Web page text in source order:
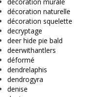
décoration naturelle
décoration squelette
decryptage
deer hide pie bald
deerwithantlers
déformé
dendrelaphis
dendrogyra
denise